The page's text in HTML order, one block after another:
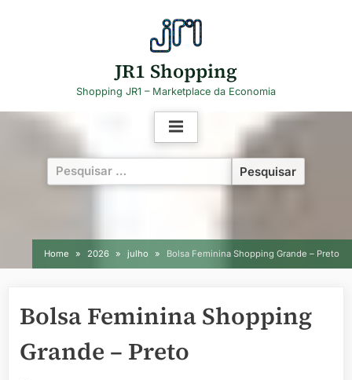
JR1 Shopping
Shopping JR1 – Marketplace da Economia
Pesquisar
por:
Home 2026 julho Bolsa Feminina Shopping Grande – Preto
Bolsa Feminina Shopping
Grande – Preto